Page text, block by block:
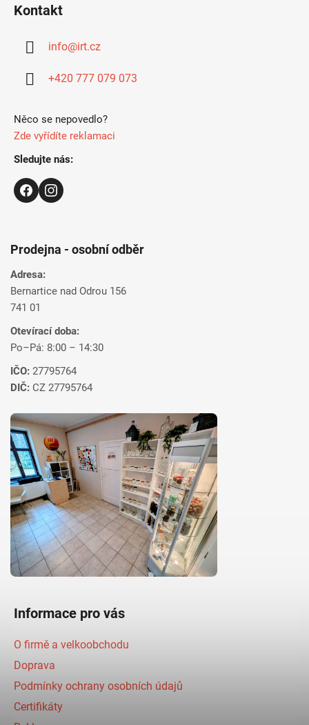
Kontakt
info@irt.cz
+420 777 079 073
Něco se nepovedlo?
Zde vyřídíte reklamaci
Sledujte nás:
Prodejna - osobní odběr
Adresa:
Bernartice nad Odrou 156
741 01
Otevírací doba:
Po–Pá: 8:00 – 14:30
IČO: 27795764
DIČ: CZ 27795764
Informace pro vás
O firmě a velkoobchodu
Doprava
Podmínky ochrany osobních údajů
Certifikáty